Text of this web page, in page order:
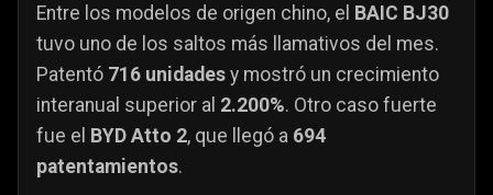
Entre los modelos de origen chino, el BAIC BJ30
tuvo uno de los saltos más llamativos del mes.
Patentó 716 unidades y mostró un crecimiento
interanual superior al 2.200%. Otro caso fuerte
fue el BYD Atto 2, que llegó a 694
patentamientos.